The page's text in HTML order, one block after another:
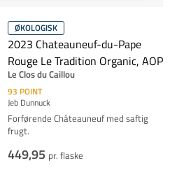
ØKOLOGISK
2023 Chateauneuf-du-Pape
Rouge Le Tradition Organic, AOP
Le Clos du Caillou
93 POINT
Jeb Dunnuck
Forførende Châteauneuf med saftig
frugt.
449,95 pr. flaske